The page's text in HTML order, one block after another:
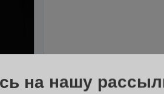
на нашу